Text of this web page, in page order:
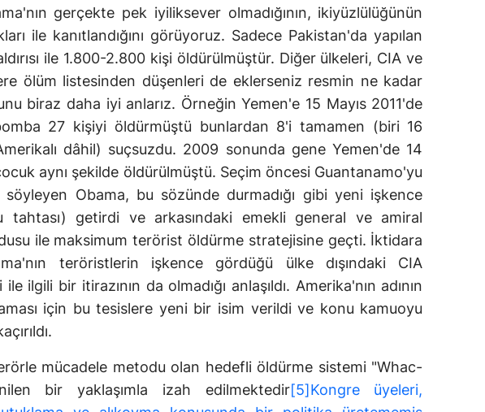
gerçekte pek iyiliksever olmadığının, ikiyüzlülüğünün
ile kanıtlandığını görüyoruz. Sadece Pakistan'da yapılan
ile 1.800-2.800 kişi öldürülmüştür. Diğer ülkeleri, CIA ve
ölüm listesinden düşenleri de eklerseniz resmin ne kadar
biraz daha iyi anlarız. Örneğin Yemen'e 15 Mayıs 2011'de
27 kişiyi öldürmüştü bunlardan 8'i tamamen (biri 16
dâhil) suçsuzdu. 2009 sonunda gene Yemen'de 14
aynı şekilde öldürülmüştü. Seçim öncesi Guantanamo'yu
söyleyen Obama, bu sözünde durmadığı gibi yeni işkence
tahtası) getirdi ve arkasındaki emekli general ve amiral
ile maksimum terörist öldürme stratejisine geçti. İktidara
teröristlerin işkence gördüğü ülke dışındaki CIA
ilgili bir itirazının da olmadığı anlaşıldı. Amerika'nın adının
için bu tesislere yeni bir isim verildi ve konu kamuoyu
mücadele metodu olan hedefli öldürme sistemi "Whac-
bir yaklaşımla izah edilmektedir[5]Kongre üyeleri,